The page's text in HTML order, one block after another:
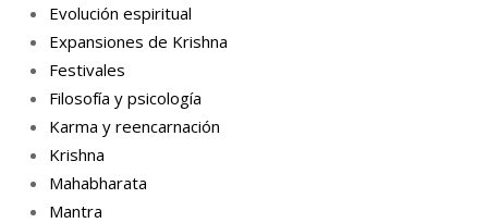
Evolución espiritual
Expansiones de Krishna
Festivales
Filosofía y psicología
Karma y reencarnación
Krishna
Mahabharata
Mantra